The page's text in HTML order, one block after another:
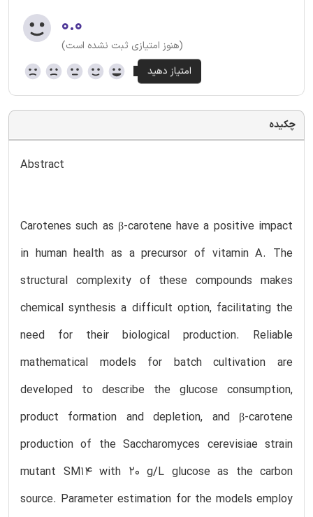
۰.۰
(هنوز امتیازی ثبت نشده است)
چکیده
Abstract
Carotenes such as β-carotene have a positive impact
in human health as a precursor of vitamin A. The
structural complexity of these compounds makes
chemical synthesis a difficult option, facilitating the
need for their biological production. Reliable
mathematical models for batch cultivation are
developed to describe the glucose consumption,
product formation and depletion, and β-carotene
production of the Saccharomyces cerevisiae strain
mutant SM14 with 20 g/L glucose as the carbon
source. Parameter estimation for the models employ